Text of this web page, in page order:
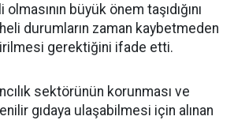
büyük önem taşıdığını
durumların zaman kaybetmeden
gerektiğini ifade etti.
sektörünün korunması ve
gıdaya ulaşabilmesi için alınan